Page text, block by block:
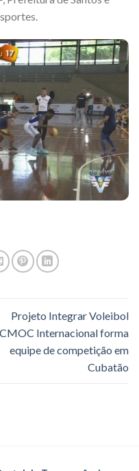
Projeto Integrar Voleibol
CMOC Internacional forma
equipe de competição em
Cubatão